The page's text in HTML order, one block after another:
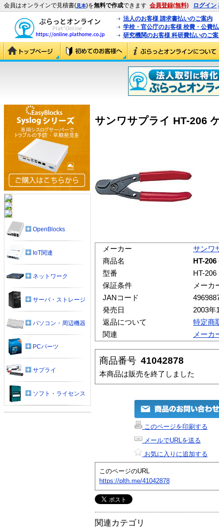
会員はオンラインで見積書(見本)を無料で作成できます 会員登録(無料) ログイン
法人のお客様 請求書払いのご案内
学校・官公庁のお客様 校費・公費
研究機関のお客様 科研費払いのご
サンワサプライ HT-206
メーカー
サンワ
商品名
HT-
型番
HT-206
保証条件
メーカ
JANコード
発売日
2003年
返品について
特定商
関連
メーカ
商品番号 41042878
本商品は販売を終了しました
このページを印刷する
メールでURLを送る
お気に入りに追加する
このページのURL
https://plth.me/41042878
関連カテゴリ
OpenBlocks
IoT関連
ネットワーク
サーバ・ストレージ
パソコン・周辺機器
PCパーツ
サプライ
ソフト・ライセンス